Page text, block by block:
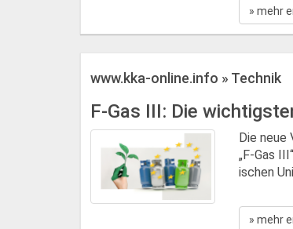
» mehr
www.kka-online.info » Technik
F-Gas III: Die
Die neue
„F-Gas
ischen
» mehr